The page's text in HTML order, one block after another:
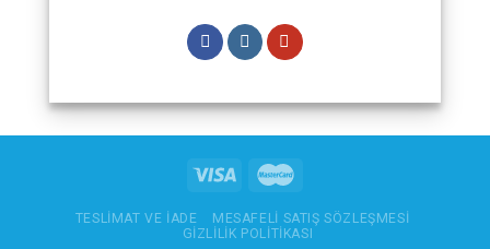
TESLIMAT VE İADE
MESAFELI SATIŞ SÖZLEŞMESI
GIZLILIK POLITIKASI